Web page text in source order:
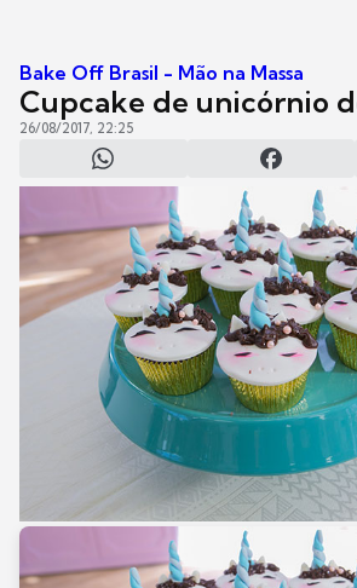
Bake Off Brasil - Mão na Massa
Cupcake de unicórnio
26/08/2017, 22:25